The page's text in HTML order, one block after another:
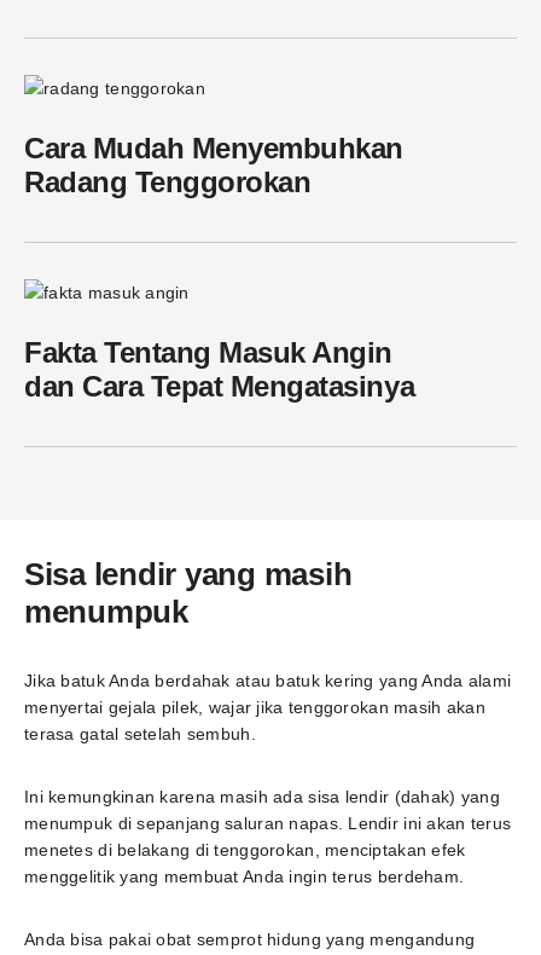
Cara Mudah Menyembuhkan
Radang Tenggorokan
Fakta Tentang Masuk Angin
dan Cara Tepat Mengatasinya
Sisa lendir yang masih
menumpuk
Jika batuk Anda berdahak atau batuk kering yang Anda alami
menyertai gejala pilek, wajar jika tenggorokan masih akan
terasa gatal setelah sembuh.
Ini kemungkinan karena masih ada sisa lendir (dahak) yang
menumpuk di sepanjang saluran napas. Lendir ini akan terus
menetes di belakang di tenggorokan, menciptakan efek
menggelitik yang membuat Anda ingin terus berdeham.
Anda bisa pakai obat semprot hidung yang mengandung